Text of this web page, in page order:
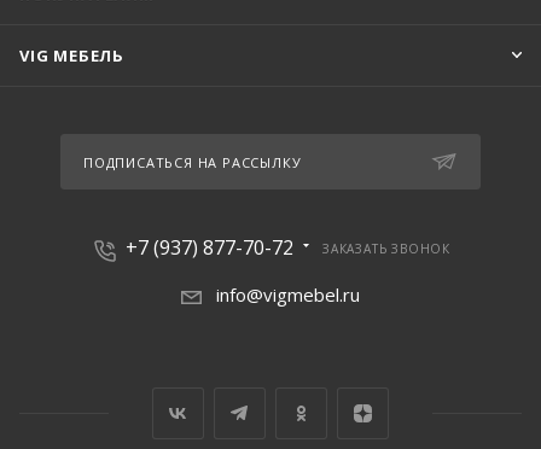
VIG МЕБЕЛЬ
ПОДПИСАТЬСЯ НА РАССЫЛКУ
+7 (937) 877-70-72 ЗАКАЗАТЬ ЗВОНОК
info@vigmebel.ru